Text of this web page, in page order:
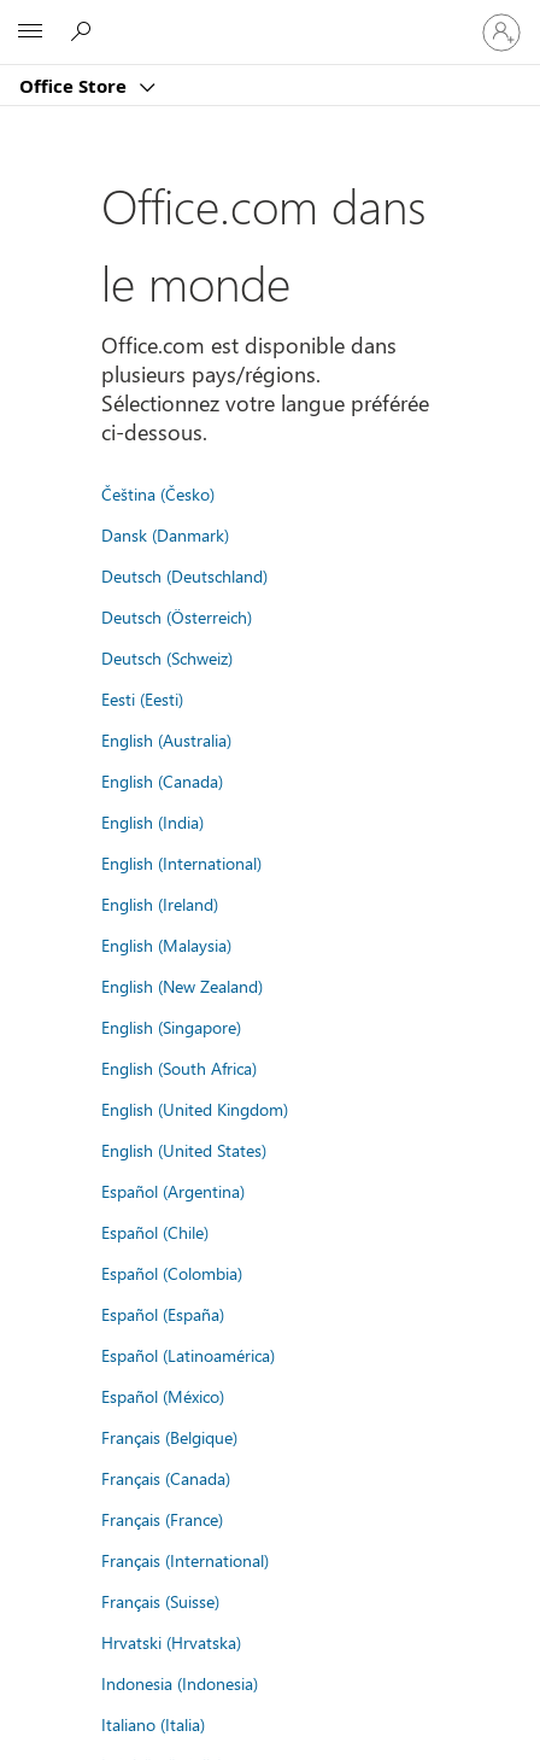
Office Store
vous
à
compte
Office.com dans
le monde
Office.com est disponible dans
plusieurs pays/régions.
Sélectionnez votre langue préférée
ci-dessous.
Čeština (Česko)
Dansk (Danmark)
Deutsch (Deutschland)
Deutsch (Österreich)
Deutsch (Schweiz)
Eesti (Eesti)
English (Australia)
English (Canada)
English (India)
English (International)
English (Ireland)
English (Malaysia)
English (New Zealand)
English (Singapore)
English (South Africa)
English (United Kingdom)
English (United States)
Español (Argentina)
Español (Chile)
Español (Colombia)
Español (España)
Español (Latinoamérica)
Español (México)
Français (Belgique)
Français (Canada)
Français (France)
Français (International)
Français (Suisse)
Hrvatski (Hrvatska)
Indonesia (Indonesia)
Italiano (Italia)